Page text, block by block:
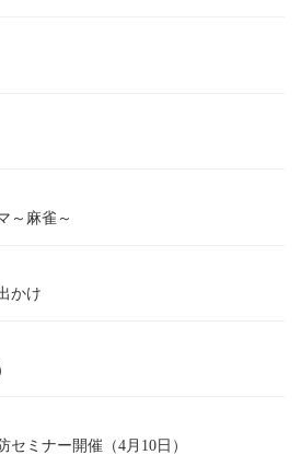
～麻雀～
かけ
ミナー開催（4月10日）